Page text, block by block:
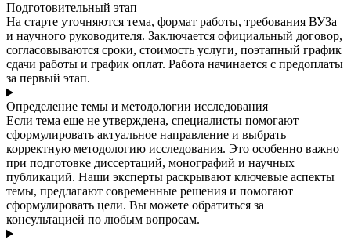
Подготовительный этап
На старте уточняются тема, формат работы, требования ВУЗа
и научного руководителя. Заключается официальный договор,
согласовываются сроки, стоимость услуги, поэтапный график
сдачи работы и график оплат. Работа начинается с предоплаты
за первый этап.
Определение темы и методологии исследования
Если тема еще не утверждена, специалисты помогают
сформулировать актуальное направление и выбрать
корректную методологию исследования. Это особенно важно
при подготовке диссертаций, монографий и научных
публикаций. Наши эксперты раскрывают ключевые аспекты
темы, предлагают современные решения и помогают
сформулировать цели. Вы можете обратиться за
консультацией по любым вопросам.